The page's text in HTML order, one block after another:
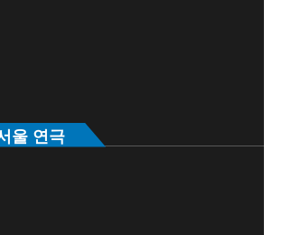
울 연극